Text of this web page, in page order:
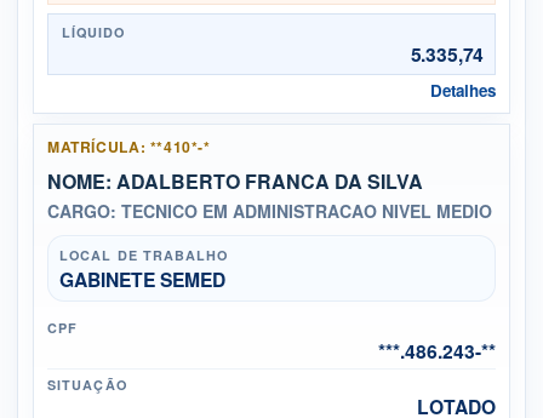
LÍQUIDO
5.335,74
Detalhes
MATRÍCULA: **410*-*
NOME: ADALBERTO FRANCA DA SILVA
CARGO: TECNICO EM ADMINISTRACAO NIVEL MEDIO
LOCAL DE TRABALHO
GABINETE SEMED
CPF
***.486.243-**
SITUAÇÃO
LOTADO